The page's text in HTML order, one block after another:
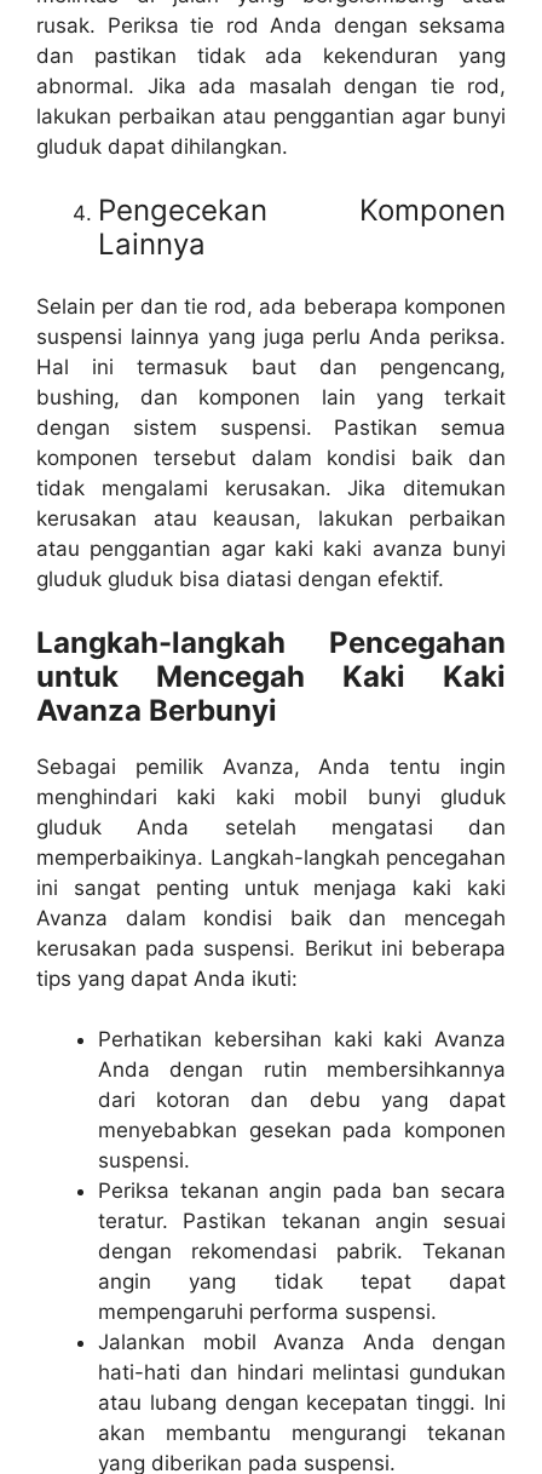
rusak. Periksa tie rod Anda dengan seksama
dan pastikan tidak ada kekenduran yang
abnormal. Jika ada masalah dengan tie rod,
lakukan perbaikan atau penggantian agar bunyi
gluduk dapat dihilangkan.
Pengecekan Komponen
Lainnya
Selain per dan tie rod, ada beberapa komponen
suspensi lainnya yang juga perlu Anda periksa.
Hal ini termasuk baut dan pengencang,
bushing, dan komponen lain yang terkait
dengan sistem suspensi. Pastikan semua
komponen tersebut dalam kondisi baik dan
tidak mengalami kerusakan. Jika ditemukan
kerusakan atau keausan, lakukan perbaikan
atau penggantian agar kaki kaki avanza bunyi
gluduk gluduk bisa diatasi dengan efektif.
Langkah-langkah Pencegahan
untuk Mencegah Kaki Kaki
Avanza Berbunyi
Sebagai pemilik Avanza, Anda tentu ingin
menghindari kaki kaki mobil bunyi gluduk
gluduk Anda setelah mengatasi dan
memperbaikinya. Langkah-langkah pencegahan
ini sangat penting untuk menjaga kaki kaki
Avanza dalam kondisi baik dan mencegah
kerusakan pada suspensi. Berikut ini beberapa
tips yang dapat Anda ikuti:
Perhatikan kebersihan kaki kaki Avanza
Anda dengan rutin membersihkannya
dari kotoran dan debu yang dapat
menyebabkan gesekan pada komponen
suspensi.
Periksa tekanan angin pada ban secara
teratur. Pastikan tekanan angin sesuai
dengan rekomendasi pabrik. Tekanan
angin yang tidak tepat dapat
mempengaruhi performa suspensi.
Jalankan mobil Avanza Anda dengan
hati-hati dan hindari melintasi gundukan
atau lubang dengan kecepatan tinggi. Ini
akan membantu mengurangi tekanan
yang diberikan pada suspensi.